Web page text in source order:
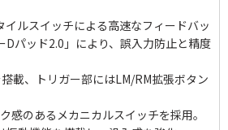
イルスイッチによる高速なフィードバッ
Dパッド2.0」により、誤入力防止と精度
載、トリガー部にはLM/RM拡張ボタン
感のあるメカニカルスイッチを採用。